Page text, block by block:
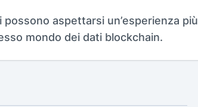
aspettarsi un’esperienza più
mondo dei dati blockchain.